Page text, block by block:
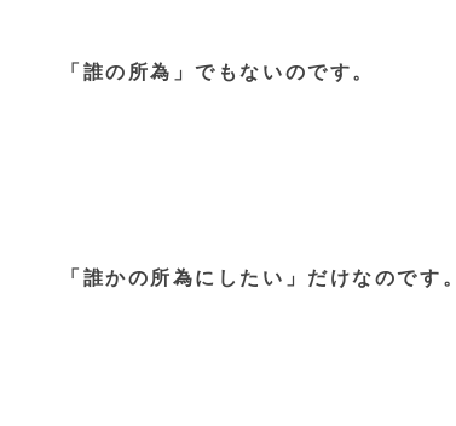
「誰の所為」でもないのです。
「誰かの所為にしたい」だけなのです。